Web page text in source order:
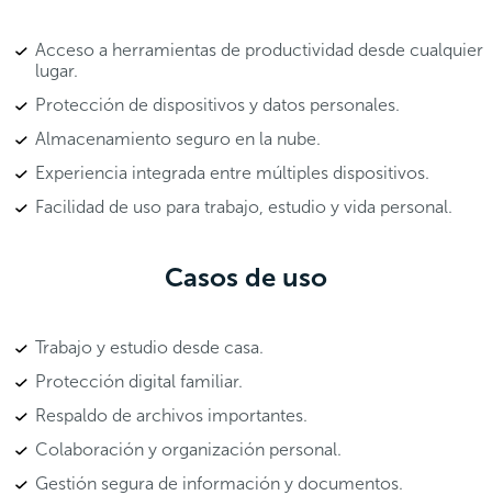
Acceso a herramientas de productividad desde cualquier
lugar.
Protección de dispositivos y datos personales.
Almacenamiento seguro en la nube.
Experiencia integrada entre múltiples dispositivos.
Facilidad de uso para trabajo, estudio y vida personal.
Casos de uso
Trabajo y estudio desde casa.
Protección digital familiar.
Respaldo de archivos importantes.
Colaboración y organización personal.
Gestión segura de información y documentos.